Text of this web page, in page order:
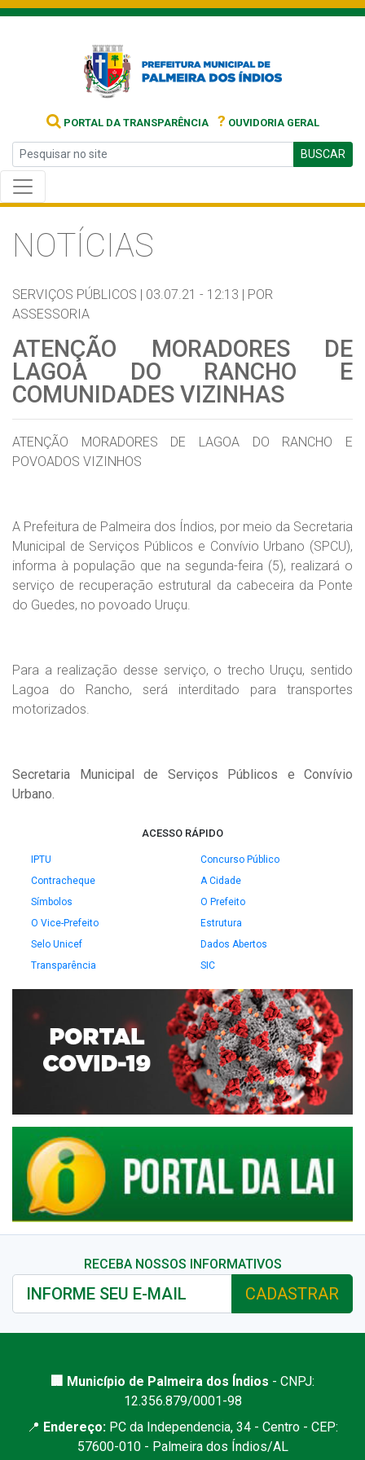
PORTAL DA TRANSPARÊNCIA ? OUVIDORIA GERAL
BUSCAR
NOTÍCIAS
SERVIÇOS PÚBLICOS | 03.07.21 - 12:13 | POR
ASSESSORIA
ATENÇÃO MORADORES DE
LAGOA DO RANCHO E
COMUNIDADES VIZINHAS
ATENÇÃO MORADORES DE LAGOA DO RANCHO E
POVOADOS VIZINHOS
A Prefeitura de Palmeira dos Índios, por meio da Secretaria
Municipal de Serviços Públicos e Convívio Urbano (SPCU),
informa à população que na segunda-feira (5), realizará o
serviço de recuperação estrutural da cabeceira da Ponte
do Guedes, no povoado Uruçu.
Para a realização desse serviço, o trecho Uruçu, sentido
Lagoa do Rancho, será interditado para transportes
motorizados.
Secretaria Municipal de Serviços Públicos e Convívio
Urbano.
ACESSO RÁPIDO
IPTU
Concurso Público
Contracheque
A Cidade
Símbolos
O Prefeito
O Vice-Prefeito
Estrutura
Selo Unicef
Dados Abertos
Transparência
SIC
RECEBA NOSSOS INFORMATIVOS
CADASTRAR
🏢 Município de Palmeira dos Índios - CNPJ:
12.356.879/0001-98
📍 Endereço: PC da Independencia, 34 - Centro - CEP:
57600-010 - Palmeira dos Índios/AL